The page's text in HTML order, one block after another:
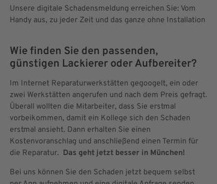
Unsere digitale Schadensmeldung erreichen Sie: Vom
Handy aus, zu jeder Zeit und das ganze ohne Installation
Wie finden Sie den passenden,
günstigen Lackierer oder Aufbereiter?
Im Internet Reparaturwerkstätten gegoogelt, ein oder
zwei Werkstätten angerufen und nach dem Preis gefragt.
Überall wollten die Mitarbeiter, dass Sie erstmal
vorbeikommen, damit ein Kollege sich den Schaden
erstmal ansieht. Dann erhalten Sie einen
Kostenvoranschlag und anschließend einen Termin für
die Reparatur. Das geht jetzt besser in München!
Bei uns können Sie den Schaden jetzt bequem selbst